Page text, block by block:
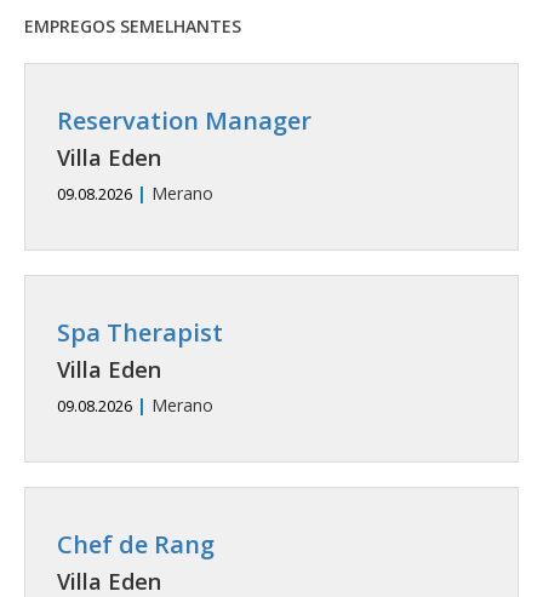
EMPREGOS SEMELHANTES
Reservation Manager
Villa Eden
09.08.2026 | Merano
Spa Therapist
Villa Eden
09.08.2026 | Merano
Chef de Rang
Villa Eden